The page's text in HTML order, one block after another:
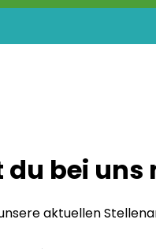
du bei
aktuellen